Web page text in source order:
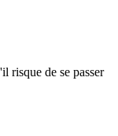
risque de se passer